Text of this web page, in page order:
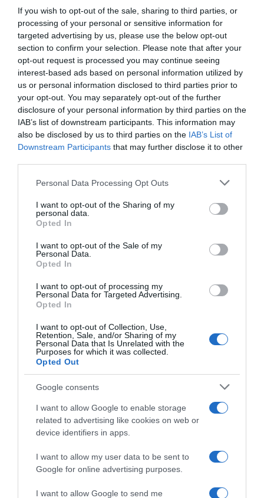
If you wish to opt-out of the sale, sharing to third parties, or
processing of your personal or sensitive information for
targeted advertising by us, please use the below opt-out
section to confirm your selection. Please note that after your
opt-out request is processed you may continue seeing
interest-based ads based on personal information utilized by
us or personal information disclosed to third parties prior to
your opt-out. You may separately opt-out of the further
disclosure of your personal information by third parties on the
IAB’s list of downstream participants. This information may
also be disclosed by us to third parties on the IAB’s List of
Downstream Participants that may further disclose it to other
Please note that this website/app uses one or more Google
not limited to your visit or usage behaviour. You may click to
grant or deny consent to Google and its third-party tags to
use your data for below specified purposes in below Google
consent section.
Personal Data Processing Opt Outs
I want to opt-out of the Sharing of my
personal data.
Opted In
I want to opt-out of the Sale of my
Personal Data.
Opted In
I want to opt-out of processing my
Personal Data for Targeted Advertising.
Opted In
I want to opt-out of Collection, Use,
Retention, Sale, and/or Sharing of my
Personal Data that Is Unrelated with the
Purposes for which it was collected.
Opted Out
Google consents
I want to allow Google to enable storage
related to advertising like cookies on web or
device identifiers in apps.
I want to allow my user data to be sent to
Google for online advertising purposes.
I want to allow Google to send me
ProvaFIDA TRADER, Dati Metastock di
qualità! E´ arrivata la nuova
FIDAworkstation Plus, provala
gratuitamente!FIDA Finanza Dati Analisi
Exor
←Generali Bper Banca→
Lascia un commento
campi obbligatori sono contrassegnati
Commento
Nome